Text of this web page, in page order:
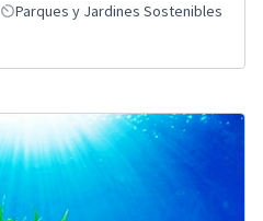
Parques y Jardines Sostenibles